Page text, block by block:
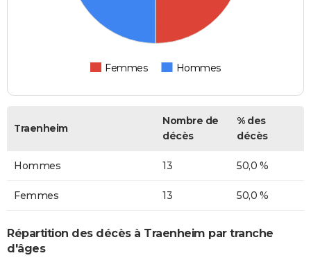
Femmes Hommes
Traenheim
Nombre de
décès
% des
décès
Hommes 13 50,0 %
Femmes 13 50,0 %
Répartition des décès à Traenheim par tranche
d'âges